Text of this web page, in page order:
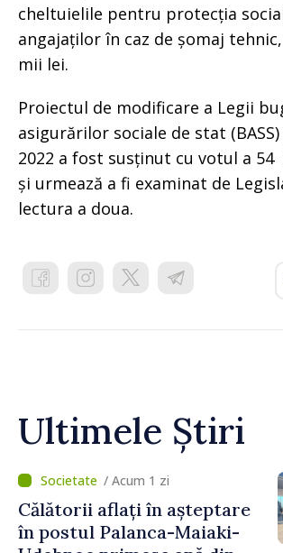
cheltuielile pentru protecția
angajaților în caz de șomaj
mii lei.
Proiectul de modificare a Legii
asigurărilor sociale de stat
2022 a fost susținut cu votul a
și urmează a fi examinat de
lectura a doua.
Ultimele Știri
/ Acum 1 zi
Călătorii aflați în așteptare
în postul Palanca-Maiaki-